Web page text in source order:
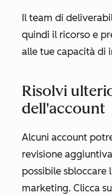
Il team di
quindi il ricorso e
alle tue capacità di
Risolvi
dell'account
Alcuni account
revisione
possibile sbloccare
marketing. Clicca